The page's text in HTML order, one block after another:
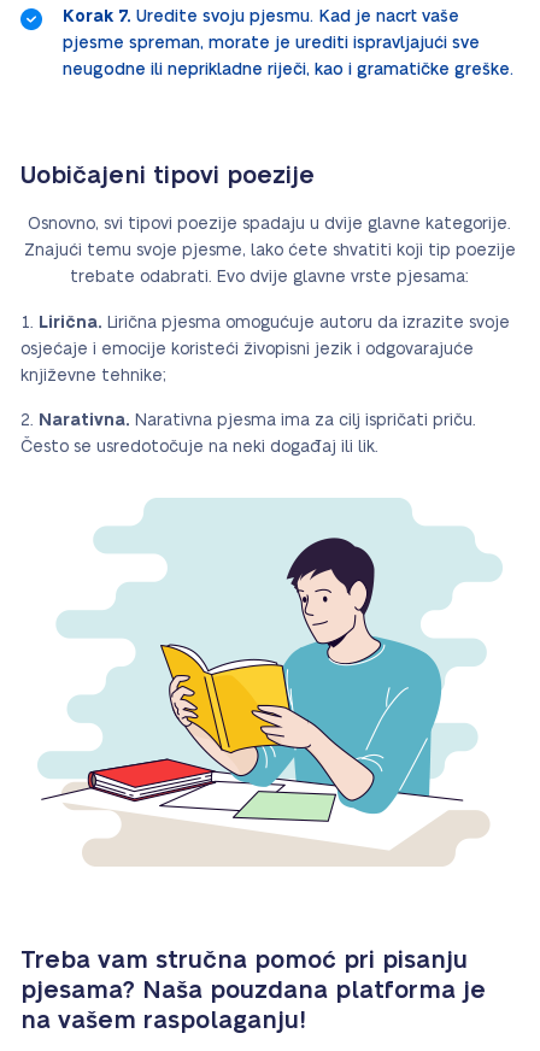
Korak 7. Uredite svoju pjesmu. Kad je nacrt vaše
pjesme spreman, morate je urediti ispravljajući sve
neugodne ili neprikladne riječi, kao i gramatičke greške.
Uobičajeni tipovi poezije
Osnovno, svi tipovi poezije spadaju u dvije glavne kategorije.
Znajući temu svoje pjesme, lako ćete shvatiti koji tip poezije
trebate odabrati. Evo dvije glavne vrste pjesama:
Lirična. Lirična pjesma omogućuje autoru da izrazite svoje
osjećaje i emocije koristeći živopisni jezik i odgovarajuće
književne tehnike;
Narativna. Narativna pjesma ima za cilj ispričati priču.
Često se usredotočuje na neki događaj ili lik.
Treba vam stručna pomoć pri pisanju
pjesama? Naša pouzdana platforma je
na vašem raspolaganju!